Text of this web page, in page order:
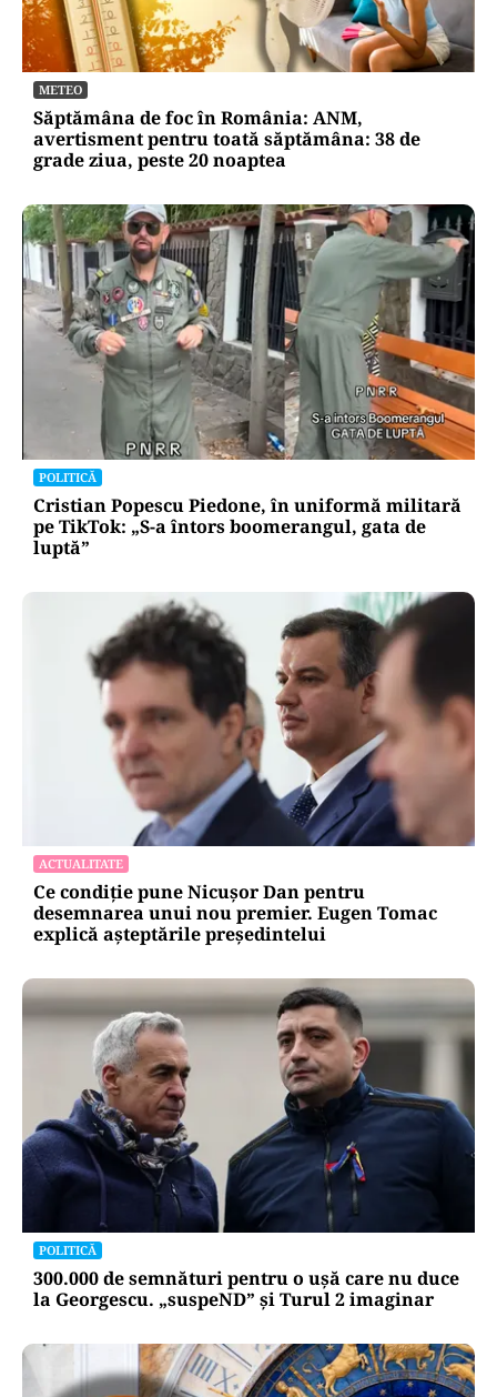
METEO
Săptămâna de foc în România: ANM,
avertisment pentru toată săptămâna: 38 de
grade ziua, peste 20 noaptea
POLITICĂ
Cristian Popescu Piedone, în uniformă militară
pe TikTok: „S-a întors boomerangul, gata de
luptă”
ACTUALITATE
Ce condiție pune Nicușor Dan pentru
desemnarea unui nou premier. Eugen Tomac
explică așteptările președintelui
POLITICĂ
300.000 de semnături pentru o ușă care nu duce
la Georgescu. „suspeND” și Turul 2 imaginar